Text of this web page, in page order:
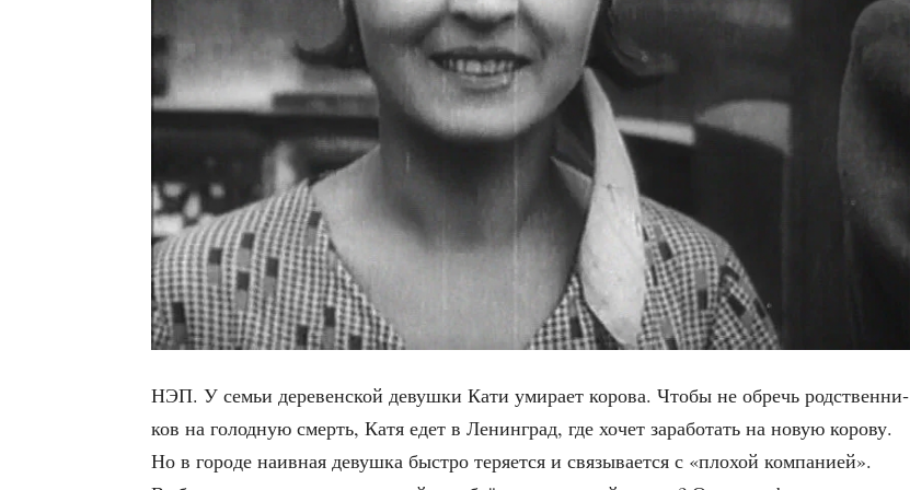
НЭП. У семьи дере­вен­ской девуш­ки Кати уми­ра­ет коро­ва. Что­бы не обречь род­ствен­ни­
ков на голод­ную смерть, Катя едет в Ленин­град, где хочет зара­бо­тать на новую коро­ву.
Но в горо­де наив­ная девуш­ка быст­ро теря­ет­ся и свя­зы­ва­ет­ся с «пло­хой ком­па­ни­ей».